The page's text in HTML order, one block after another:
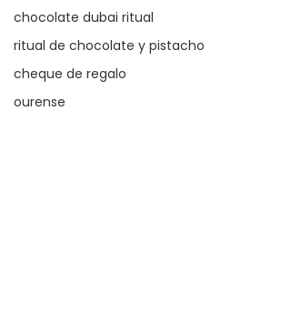
chocolate dubai ritual
ritual de chocolate y pistacho
cheque de regalo
ourense